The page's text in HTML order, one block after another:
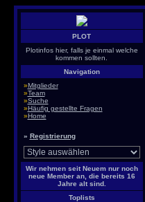
PLOT
Plotinfos hier, falls je einmal welche
kommen sollten.
Navigation
»Mitglieder
»Team
»Suche
»Häufig gestellte Fragen
»Home
» Registrierung
Wir nehmen seit Neuem nur noch
neue Member an, die bereits 16
Jahre alt sind.
Toplists